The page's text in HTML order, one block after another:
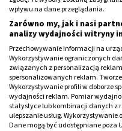
Przyczyny
Lunatykowanie u
zażywaniem substancji
niektórych leków.
somnambulizmu:
Genetyczne
występował w
wpływu na dane przeglądania.
Zarówno my, jak i nasi
analizy wydajności witryny
Przechowywanie informacji na
Wykorzystywanie ograniczonych
związanych z personalizacją
spersonalizowanych reklam.
Wykorzystywanie profili w doborze
wydajności reklam. Pomiar
statystyce lub kombinacji danych z
ulepszanie usług.
Dane mogą być udostępniane poza